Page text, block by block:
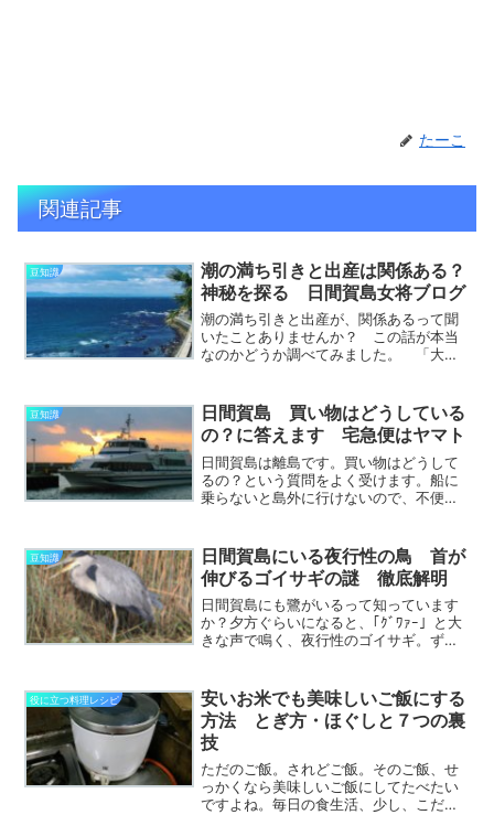
たーこ
関連記事
豆知識
潮の満ち引きと出産は関係ある？
神秘を探る 日間賀島女将ブログ
潮の満ち引きと出産が、関係あるって聞
いたことありませんか？ この話が本当
なのかどうか調べてみました。 「大潮
誕生は海から」など、いろいろな説があ
りますが、とにかく自然界...
豆知識
日間賀島 買い物はどうしている
の？に答えます 宅急便はヤマト
日間賀島は離島です。買い物はどうして
るの？という質問をよく受けます。船に
乗らないと島外に行けないので、不便な
は感じません。日用品はたいてい日間賀
島の中で買えます。だから...
豆知識
日間賀島にいる夜行性の鳥 首が
伸びるゴイサギの謎 徹底解明
日間賀島にも鷺がいるって知っています
か？夕方ぐらいになると、｢ｸﾞﾜｧｰ」と大
きな声で鳴く、夜行性のゴイサギ。ずん
ゴイサギのすべてを、徹底解明します。
夜行性なので、めっ...
役に立つ料理レシピ
安いお米でも美味しいご飯にする
方法 とぎ方・ほぐしと７つの裏
技
ただのご飯。されどご飯。そのご飯、せ
っかくなら美味しいご飯にしてたべたい
ですよね。毎日の食生活、少し、こだわ